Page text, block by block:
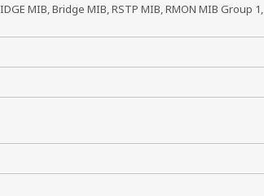
MIB, Bridge MIB, RSTP MIB, RMON MIB Group 1,